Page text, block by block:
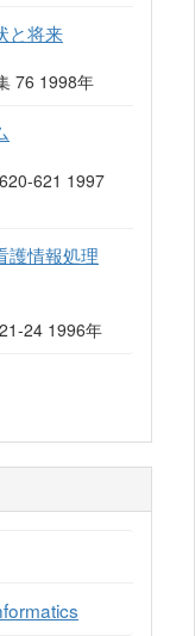
と将来
76 1998年
621 1997
護情報処理
24 1996年